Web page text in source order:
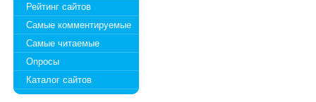
Рейтинг сайтов
Самые комментируемые
Самые читаемые
Опросы
Каталог сайтов